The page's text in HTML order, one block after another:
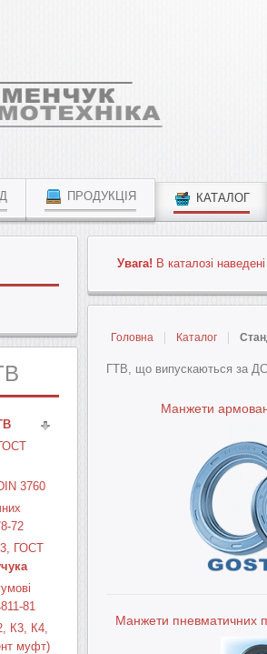
ПРОДУКЦІЯ КАТАЛОГ
Увага! В каталозі
Головна Каталог
ГТВ, що випускаються за
Манжети
Манжети пневматичних
3760
72
ГОСТ
81
К3, К4,
муфт)